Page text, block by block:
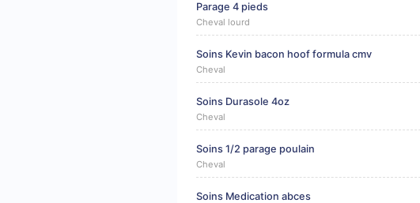
Parage 4 pieds
Cheval lourd
Soins Kevin bacon hoof formula cmv
Cheval
Soins Durasole 4oz
Cheval
Soins 1/2 parage poulain
Cheval
Soins Medication abces